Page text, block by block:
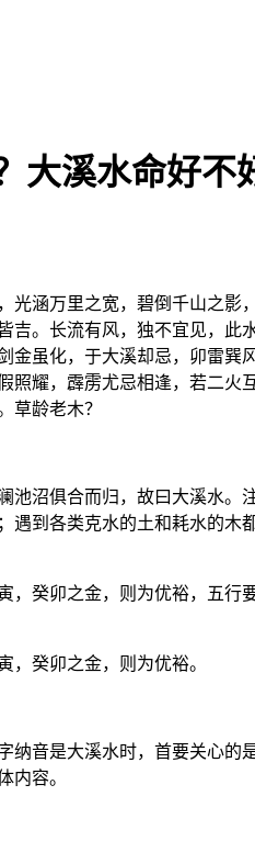
大溪水命好不
涵万里之宽，碧倒千山之
。长流有风，独不宜见，
虽化，于大溪却忌，卯雷
耀，霹雳尤忌相逢，若二
草龄老木？
沼俱合而归，故曰大溪水
到各类克水的土和耗水的
癸卯之金，则为优裕，五
，癸卯之金，则为优裕。
音是大溪水时，首要关心
内容。